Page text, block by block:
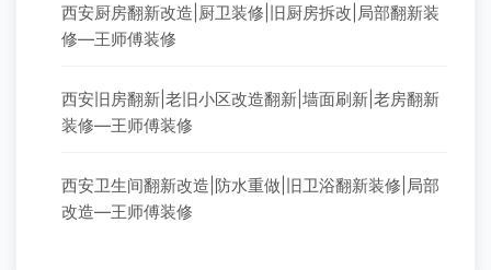
西安厨房翻新改造|厨卫装修|旧厨房拆改|局部翻新装
修—王师傅装修
西安旧房翻新|老旧小区改造翻新|墙面刷新|老房翻新
装修—王师傅装修
西安卫生间翻新改造|防水重做|旧卫浴翻新装修|局部
改造—王师傅装修